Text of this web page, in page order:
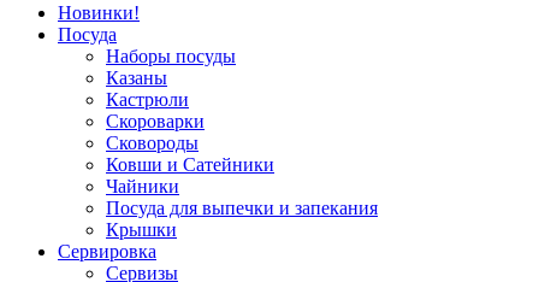
Новинки!
Посуда
Наборы посуды
Казаны
Кастрюли
Скороварки
Сковороды
Ковши и Сатейники
Чайники
Посуда для выпечки и запекания
Крышки
Сервировка
Сервизы